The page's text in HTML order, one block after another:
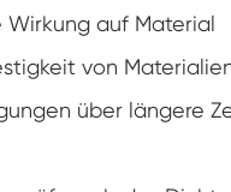
maschine
Wirkung auf Material
von
über längere